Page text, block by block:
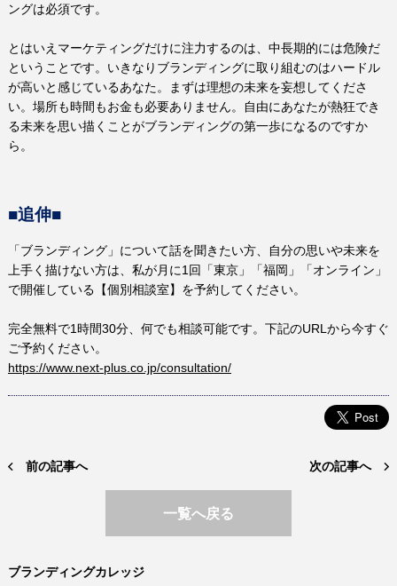
ングは必須です。
とはいえマーケティングだけに注力するのは、中長期的には危険だ
ということです。いきなりブランディングに取り組むのはハードル
が高いと感じているあなた。まずは理想の未来を妄想してくださ
い。場所も時間もお金も必要ありません。自由にあなたが熱狂でき
る未来を思い描くことがブランディングの第一歩になるのですか
ら。
■追伸■
「ブランディング」について話を聞きたい方、自分の思いや未来を
上手く描けない方は、私が月に1 回「東京」「福岡」「オンライン」
で開催している【個別相談室】を予約してください。
完全無料で1時間30分、何でも相談可能です。下記のURL から今すぐ
ご予約ください。
https://www.next-plus.co.jp/consultation/
前の記事へ 次の記事へ
一覧へ戻る
ブランディングカレッジ